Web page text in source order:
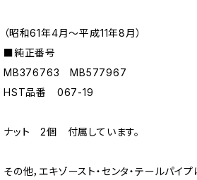
（昭和61年4月〜平成11年8月）
■純正番号
MB376763 MB577967
HST品番 067-19
ナット 2個 付属しています。
その他，エキゾースト・センタ・テールパイ